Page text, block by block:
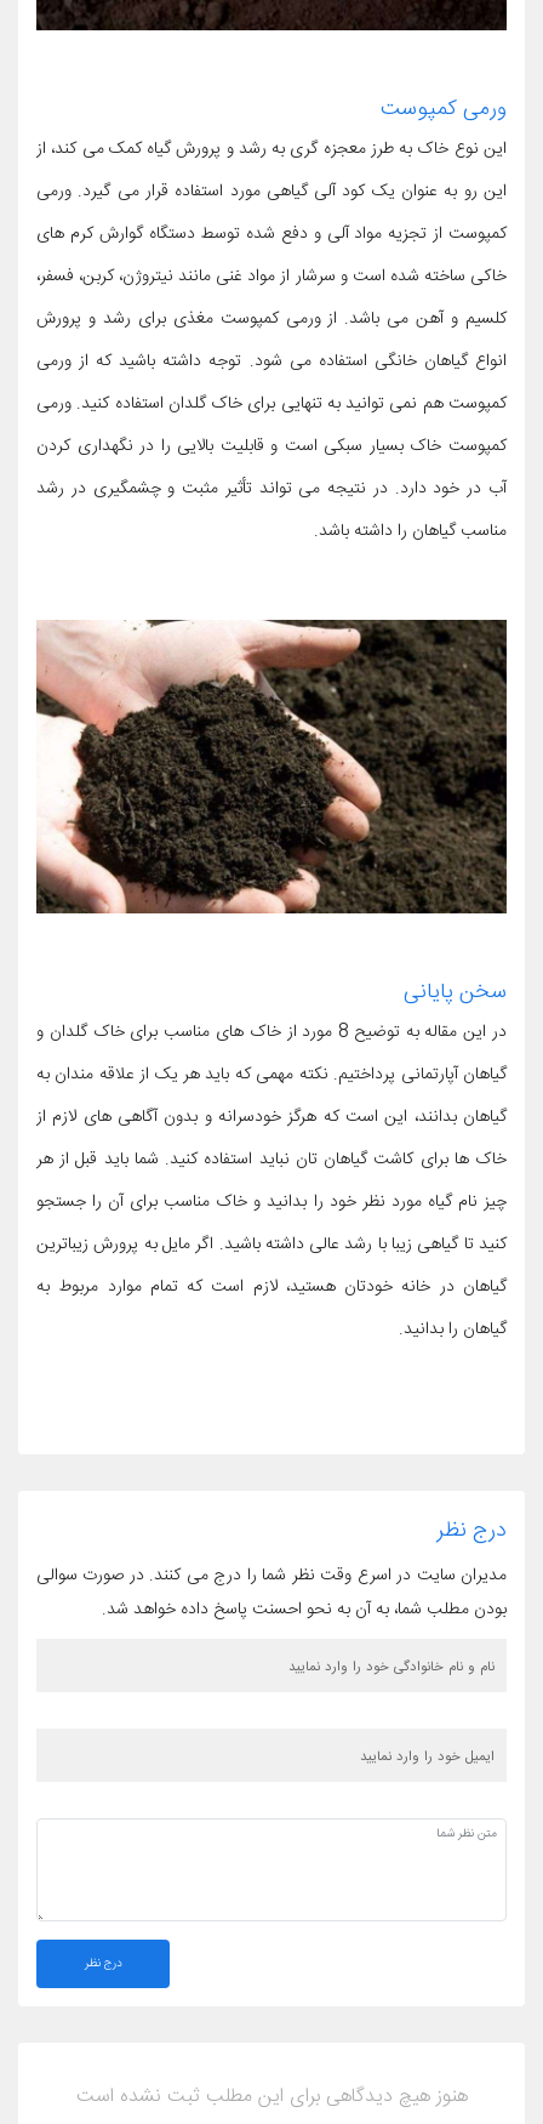
ورمی کمپوست
این نوع خاک به طرز معجزه گری به رشد و پرورش گیاه کمک می کند، از
این رو به عنوان یک کود آلی گیاهی مورد استفاده قرار می گیرد. ورمی
کمپوست از تجزیه مواد آلی و دفع شده توسط دستگاه گوارش کرم های
خاکی ساخته شده است و سرشار از مواد غنی مانند نیتروژن، کربن، فسفر،
کلسیم و آهن می باشد. از ورمی کمپوست مغذی برای رشد و پرورش
انواع گیاهان خانگی استفاده می شود. توجه داشته باشید که از ورمی
کمپوست هم نمی توانید به تنهایی برای خاک گلدان استفاده کنید. ورمی
کمپوست خاک بسیار سبکی است و قابلیت بالایی را در نگهداری کردن
آب در خود دارد. در نتیجه می تواند تأثیر مثبت و چشمگیری در رشد
مناسب گیاهان را داشته باشد.
سخن پایانی
در این مقاله به توضیح 8 مورد از خاک های مناسب برای خاک گلدان و
گیاهان آپارتمانی پرداختیم. نکته مهمی که باید هر یک از علاقه مندان به
گیاهان بدانند، این است که هرگز خودسرانه و بدون آگاهی های لازم از
خاک ها برای کاشت گیاهان تان نباید استفاده کنید. شما باید قبل از هر
چیز نام گیاه مورد نظر خود را بدانید و خاک مناسب برای آن را جستجو
کنید تا گیاهی زیبا با رشد عالی داشته باشید. اگر مایل به پرورش زیباترین
گیاهان در خانه خودتان هستید، لازم است که تمام موارد مربوط به
گیاهان را بدانید.
درج نظر
مدیران سایت در اسرع وقت نظر شما را درج می کنند. در صورت سوالی
بودن مطلب شما، به آن به نحو احسنت پاسخ داده خواهد شد.
درج نظر
هنوز هیچ دیدگاهی برای این مطلب ثبت نشده است